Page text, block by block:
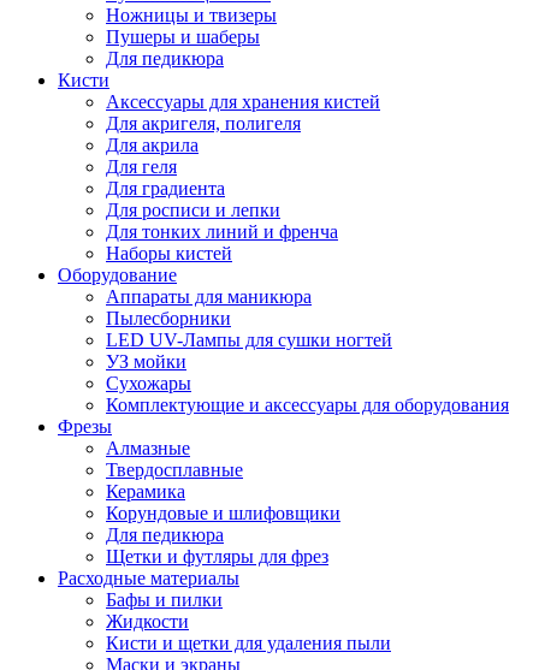
Ножницы и твизеры
Пушеры и шаберы
Для педикюра
Кисти
Аксессуары для хранения кистей
Для акригеля, полигеля
Для акрила
Для геля
Для градиента
Для росписи и лепки
Для тонких линий и френча
Наборы кистей
Оборудование
Аппараты для маникюра
Пылесборники
LED UV-Лампы для сушки ногтей
УЗ мойки
Сухожары
Комплектующие и аксессуары для оборудования
Фрезы
Алмазные
Твердосплавные
Керамика
Корундовые и шлифовщики
Для педикюра
Щетки и футляры для фрез
Расходные материалы
Бафы и пилки
Жидкости
Кисти и щетки для удаления пыли
Маски и экраны